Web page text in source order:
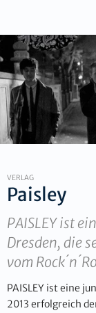
VERLAG
Paisley
PAISLEY ist
Dresden, die
vom Rock ́n
PAISLEY ist eine
2013 erfolgreich